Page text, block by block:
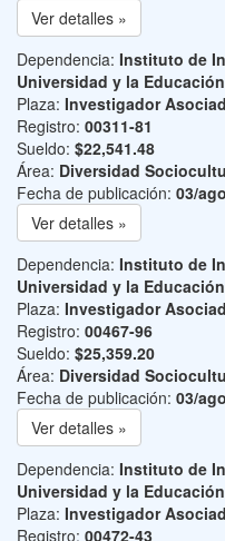
Ver detalles »
Dependencia: Instituto de
Universidad y la Educación
Plaza: Investigador
Registro: 00311-81
Sueldo: $22,541.48
Área: Diversidad
Fecha de publicación: 03/
Ver detalles »
Dependencia: Instituto de
Universidad y la Educación
Plaza: Investigador
Registro: 00467-96
Sueldo: $25,359.20
Área: Diversidad
Fecha de publicación: 03/
Ver detalles »
Dependencia: Instituto de
Universidad y la Educación
Plaza: Investigador
Registro: 00472-43